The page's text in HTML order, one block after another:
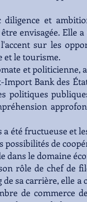
diligence et
envisagée. Elle
sur les
et le tourisme.
et politicienne,
Bank des
politiques
été fructueuse et
de
dans le domaine
rôle de chef de
sa carrière, elle a
de commerce